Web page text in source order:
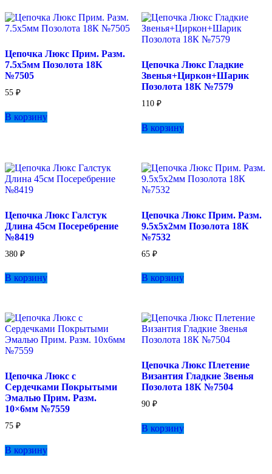
Цепочка Люкс Прим. Разм.
7.5х5мм Позолота 18К
№7505
55 ₽
В корзину
Цепочка Люкс Гладкие
Звенья+Циркон+Шарик
Позолота 18К №7579
110 ₽
В корзину
Цепочка Люкс Галстук
Длина 45см Посеребрение
№8419
380 ₽
В корзину
Цепочка Люкс Прим. Разм.
9.5х5х2мм Позолота 18К
№7532
65 ₽
В корзину
Цепочка Люкс с
Сердечками Покрытыми
Эмалью Прим. Разм.
10×6мм №7559
75 ₽
В корзину
Цепочка Люкс Плетение
Византия Гладкие Звенья
Позолота 18К №7504
90 ₽
В корзину